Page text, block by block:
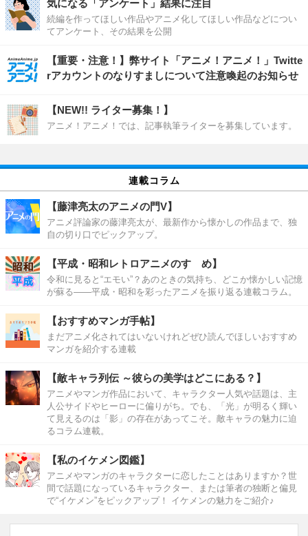
気になる「アンケート」結果に注目
続編を作ってほしい作品やアニメ化してほしい作品などについ
てアンケート、その結果を公開
【重要・注意！】弊サイト「アニメ！アニメ！」Twitte
rアカウントのなりすましについて注意喚起のお知らせ
【NEW!! ライター募集！】
アニメ！アニメ！では、記事執筆ライターを募集しています。
連載コラム
【藤津亮太のアニメの門V】
アニメ評論家の藤津亮太が、最新作から懐かしの作品まで、独
自の切り口でピックアップ。
【平成・昭和レトロアニメのすゝめ】
令和に見ると“エモい”？あのときの気持ち、どこか懐かしい記憶
が蘇る――平成・昭和を彩ったアニメを振り返る連載コラム。
【おすすめマンガ手帖】
まだアニメ化されてはいないけれどぜひ読んでほしいおすすめ
マンガを紹介する連載
【敵キャラ列伝 ～彼らの美学はどこにある？】
アニメやマンガ作品において、キャラクター人気や話題は、主
人公サイドやヒーローに偏りがち。でも、「光」が明るく輝い
て見えるのは「影」の存在があってこそ。敵キャラの魅力に迫
るコラム連載。
【私のイケメン図鑑】
アニメやマンガのキャラクターに恋したことはありますか？世
間で話題になっているキャラクター、または筆者の独断と偏見
で“イケメン”をピックアップ！ イケメンの魅力をご紹介♪